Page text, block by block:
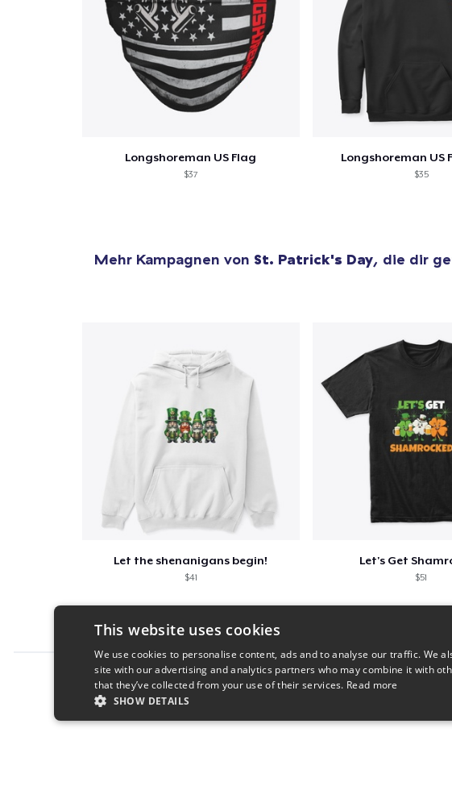
Longshoreman US Flag
$37
Longshoreman US
$35
Mehr Kampagnen von St. Patrick's Day, die dir
Let the shenanigans begin!
$41
Let's Get
$51
Report this product
41,99 $
Women's Classic
Premium V-Neck
34,99 $
This website uses cookies
We use cookies to personalise content, ads and to analyse our traffic. We
site with our advertising and analytics partners who may combine it with
that they’ve collected from your use of their services. Read more
SHOW DETAILS